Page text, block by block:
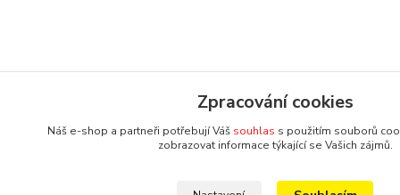
Zpracování cookies
Náš e-shop a partneři potřebují Váš souhlas s použitím souborů
zobrazovat informace týkající se Vašich zájmů.